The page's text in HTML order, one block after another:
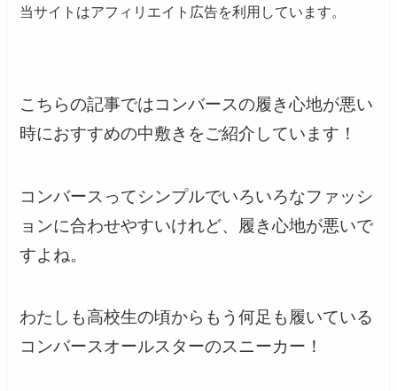
当サイトはアフィリエイト広告を利用しています。
こちらの記事ではコンバースの履き心地が悪い
時におすすめの中敷きをご紹介しています！
コンバースってシンプルでいろいろなファッシ
ョンに合わせやすいけれど、履き心地が悪いで
すよね。
わたしも高校生の頃からもう何足も履いている
コンバースオールスターのスニーカー！